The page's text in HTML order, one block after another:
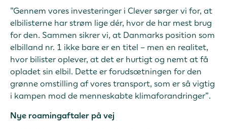
”Gennem vores investeringer i Clever sørger vi for, at
elbilisterne har strøm lige dér, hvor de har mest brug
for den. Sammen sikrer vi, at Danmarks position som
elbilland nr. 1 ikke bare er en titel – men en realitet,
hvor bilister oplever, at det er hurtigt og nemt at få
opladet sin elbil. Dette er forudsætningen for den
grønne omstilling af vores transport, som er så vigtig
i kampen mod de menneskabte klimaforandringer”.
Nye roamingaftaler på vej